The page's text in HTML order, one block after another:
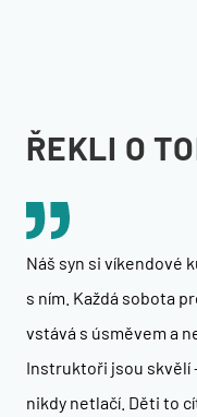
ŘEKLI O
Náš syn si víkendové
s ním. Každá sobota
vstává s úsměvem a
Instruktoři jsou skvělí
nikdy netlačí. Děti to